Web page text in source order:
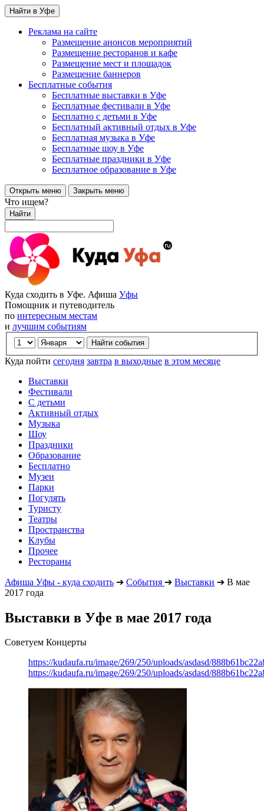
Найти в Уфе
Реклама на сайте
Размещение анонсов мероприятий
Размещение ресторанов и кафе
Размещение мест и площадок
Размещение баннеров
Бесплатные события
Бесплатные выставки в Уфе
Бесплатные фестивали в Уфе
Бесплатно с детьми в Уфе
Бесплатный активный отдых в Уфе
Бесплатная музыка в Уфе
Бесплатные шоу в Уфе
Бесплатные праздники в Уфе
Бесплатное образование в Уфе
Открыть меню Закрыть меню
Что ищем?
Найти
Куда сходить в Уфе. Афиша Уфы
Помощник и путеводитель
по интересным местам
и лучшим событиям
Куда пойти сегодня завтра в выходные в этом месяце
Выставки
Фестивали
С детьми
Активный отдых
Музыка
Шоу
Праздники
Образование
Бесплатно
Музеи
Парки
Погулять
Туристу
Театры
Пространства
Клубы
Прочее
Рестораны
Афиша Уфы - куда сходить ➔ События ➔ Выставки ➔ В мае
2017 года
Выставки в Уфе в мае 2017 года
Советуем Концерты
https://kudaufa.ru/image/269/250/uploads/asdasd/
https://kudaufa.ru/image/269/250/uploads/asdasd/